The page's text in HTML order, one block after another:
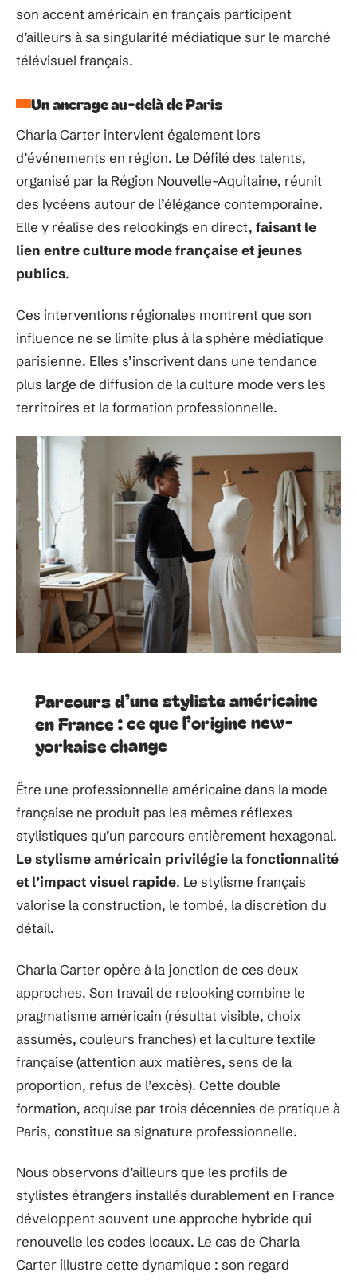
son accent américain en français participent
d’ailleurs à sa singularité médiatique sur le marché
télévisuel français.
Un ancrage au-delà de Paris
Charla Carter intervient également lors
d’événements en région. Le Défilé des talents,
organisé par la Région Nouvelle-Aquitaine, réunit
des lycéens autour de l’élégance contemporaine.
Elle y réalise des relookings en direct, faisant le
lien entre culture mode française et jeunes
publics.
Ces interventions régionales montrent que son
influence ne se limite plus à la sphère médiatique
parisienne. Elles s’inscrivent dans une tendance
plus large de diffusion de la culture mode vers les
territoires et la formation professionnelle.
Parcours d’une styliste américaine
en France : ce que l’origine new-
yorkaise change
Être une professionnelle américaine dans la mode
française ne produit pas les mêmes réflexes
stylistiques qu’un parcours entièrement hexagonal.
Le stylisme américain privilégie la fonctionnalité
et l’impact visuel rapide. Le stylisme français
valorise la construction, le tombé, la discrétion du
détail.
Charla Carter opère à la jonction de ces deux
approches. Son travail de relooking combine le
pragmatisme américain (résultat visible, choix
assumés, couleurs franches) et la culture textile
française (attention aux matières, sens de la
proportion, refus de l’excès). Cette double
formation, acquise par trois décennies de pratique à
Paris, constitue sa signature professionnelle.
Nous observons d’ailleurs que les profils de
stylistes étrangers installés durablement en France
développent souvent une approche hybride qui
renouvelle les codes locaux. Le cas de Charla
Carter illustre cette dynamique : son regard